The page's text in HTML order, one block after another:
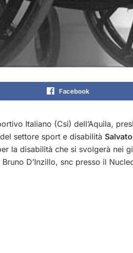
Facebook
Italiano (Csi) dell’Aquila,
settore sport e disabilità
la disabilità che si svolgerà nei
D’Inzillo, snc presso il